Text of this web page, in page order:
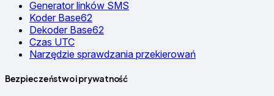
Generator linków SMS
Koder Base62
Dekoder Base62
Czas UTC
Narzędzie sprawdzania przekierowań
Bezpieczeństwo i prywatność